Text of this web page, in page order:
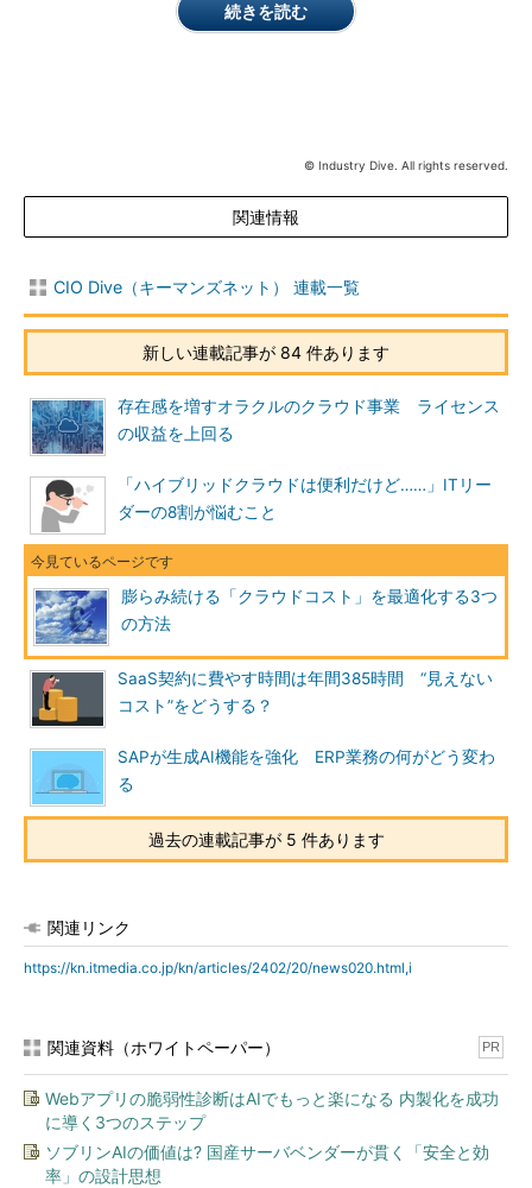
続きを読む
© Industry Dive. All rights reserved.
関連情報
CIO Dive（キーマンズネット） 連載一覧
新しい連載記事が 84 件あります
存在感を増すオラクルのクラウド事業 ライセンス
の収益を上回る
「ハイブリッドクラウドは便利だけど……」ITリー
ダーの8割が悩むこと
膨らみ続ける「クラウドコスト」を最適化する3つ
の方法
SaaS契約に費やす時間は年間385時間 “見えない
コスト”をどうする？
SAPが生成AI機能を強化 ERP業務の何がどう変わ
る
過去の連載記事が 5 件あります
関連リンク
https://kn.itmedia.co.jp/kn/articles/2402/20/news020.html,i
関連資料（ホワイトペーパー） PR
Webアプリの脆弱性診断はAIでもっと楽になる 内製化を成功
に導く3つのステップ
ソブリンAIの価値は? 国産サーバベンダーが貫く「安全と効
率」の設計思想